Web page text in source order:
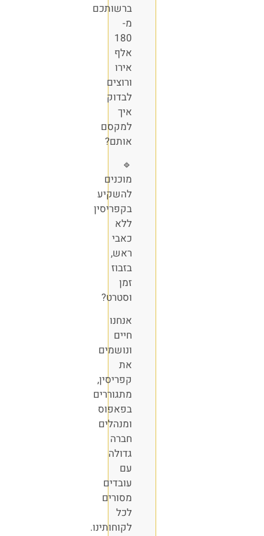
ברשותכם
מ-
180
אלף
אירו
ורוצים
לבדוק
איך
למקסם
אותם?
🔹
מוכנים
להשקיע
בקפריסין
ללא
כאבי
ראש,
בזבוז
זמן
וסטרט?
אנחנו
חיים
ונושמים
את
קפריסין,
מתגוררים
בפאפוס
ומנהלים
חברה
גדולה
עם
עובדים
מסורים
לכל
לקוחותינו.